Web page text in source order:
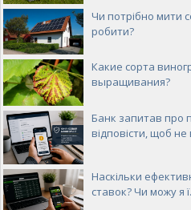
Чи потрібно мити
робити?
Какие сорта
выращивания?
Банк запитав про
відповісти, щоб не
Наскільки
ставок? Чи можу я